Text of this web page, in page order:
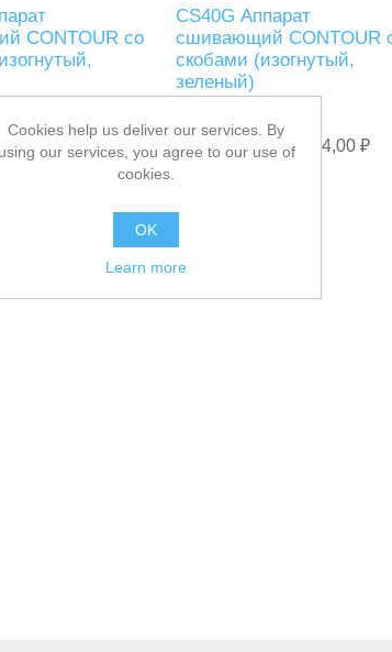
CONTOUR со
46 374,00 ₽
CS40G Аппарат
сшивающий CONTOUR
скобами (изогнутый,
зеленый)
29 517,00 ₽ 46 374,00 ₽
Cookies help us deliver our services. By
using our services, you agree to our use of
cookies.
OK
Learn more